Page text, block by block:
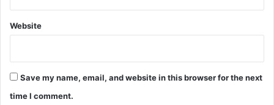
Website
Save my name, email, and website in this browser for the next
time I comment.